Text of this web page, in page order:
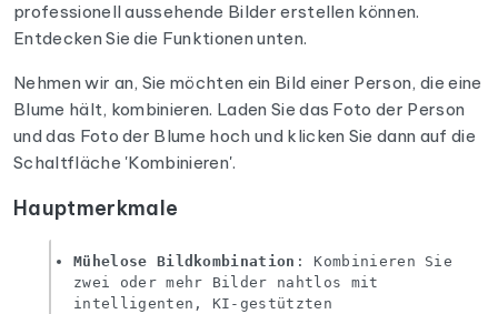
professionell aussehende Bilder erstellen können.
Entdecken Sie die Funktionen unten.
Nehmen wir an, Sie möchten ein Bild einer Person, die eine
Blume hält, kombinieren. Laden Sie das Foto der Person
und das Foto der Blume hoch und klicken Sie dann auf die
Schaltfläche 'Kombinieren'.
Hauptmerkmale
Mühelose Bildkombination : Kombinieren Sie
zwei oder mehr Bilder nahtlos mit
intelligenten, KI-gestützten